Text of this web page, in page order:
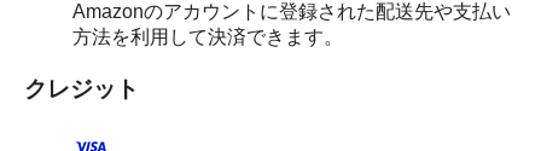
Amazonのアカウントに登録された配送先や支払い
方法を利用して決済できます。
クレジット